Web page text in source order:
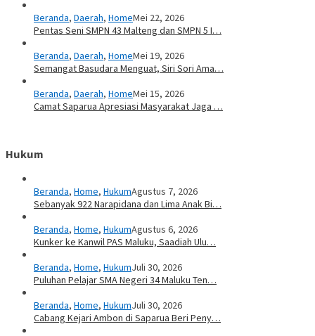
Beranda, Daerah, HomeMei 22, 2026
Pentas Seni SMPN 43 Malteng dan SMPN 5 I…
Beranda, Daerah, HomeMei 19, 2026
Semangat Basudara Menguat, Siri Sori Ama…
Beranda, Daerah, HomeMei 15, 2026
Camat Saparua Apresiasi Masyarakat Jaga …
Hukum
Beranda, Home, HukumAgustus 7, 2026
Sebanyak 922 Narapidana dan Lima Anak Bi…
Beranda, Home, HukumAgustus 6, 2026
Kunker ke Kanwil PAS Maluku, Saadiah Ulu…
Beranda, Home, HukumJuli 30, 2026
Puluhan Pelajar SMA Negeri 34 Maluku Ten…
Beranda, Home, HukumJuli 30, 2026
Cabang Kejari Ambon di Saparua Beri Peny…